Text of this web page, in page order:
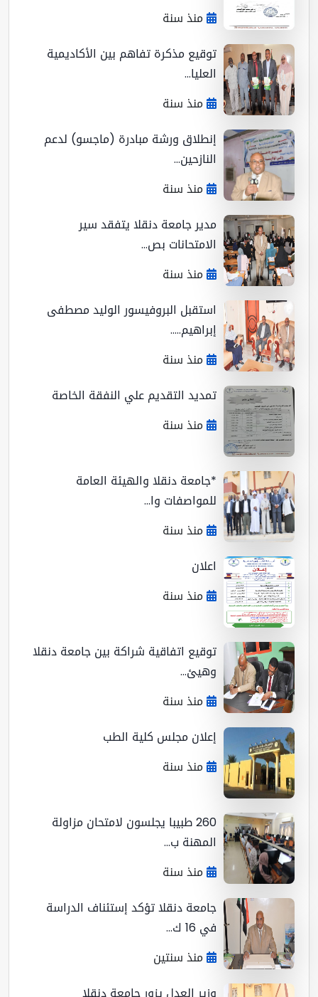
منذ سنة
توقيع مذكرة تفاهم بين الأكاديمية
العليا...
منذ سنة
إنطلاق ورشة مبادرة (ماجسو) لدعم
النازحين...
منذ سنة
مدير جامعة دنقلا يتفقد سير
الامتحانات بص...
منذ سنة
استقبل البروفيسور الوليد مصطفى
إبراهيم.....
منذ سنة
تمديد التقديم علي النفقة الخاصة
منذ سنة
*جامعة دنقلا والهيئة العامة
للمواصفات وا...
منذ سنة
اعلان
منذ سنة
توقيع اتفاقية شراكة بين جامعة دنقلا
وهيئ...
منذ سنة
إعلان مجلس كلية الطب
منذ سنة
260 طبيبا يجلسون لامتحان مزاولة
المهنة ب...
منذ سنة
جامعة دنقلا تؤكد إستئناف الدراسة
في 16 ك...
منذ سنتين